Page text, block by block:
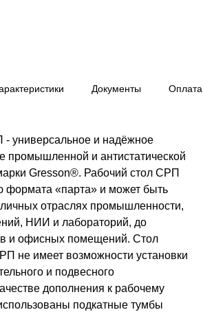
Документы Оплата
универсальное и надёжное
промышленной и антистатической
Gresson®️. Рабочий стол СРП
формата «парта» и может быть
отраслях промышленности,
НИИ и лабораторий, до
и офисных помещений. Стол
не имеет возможности установки
и подвесного
дополнения к рабочему
подкатные тумбы